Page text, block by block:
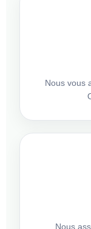
Nous vous
Nous